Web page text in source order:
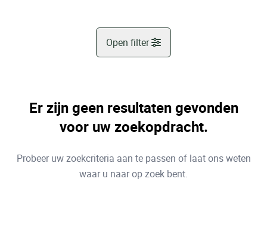
Open filter
Leuven (3000) Remove
Industrieel Remove
Kaartweergave
Sorteer op
Er zijn geen resultaten gevonden
voor uw zoekopdracht.
Probeer uw zoekcriteria aan te passen of laat ons weten
waar u naar op zoek bent.